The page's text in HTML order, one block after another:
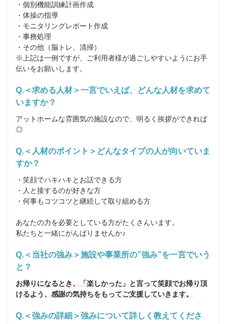
・個別機能訓練計画作成
・体操の指導
・モニタリングレポート作成
・事務処理
・その他（脳トレ、清掃）
※上記は一例ですが、ご利用者様が過ごしやすいようにお手
Q.＜求める人材＞一言でいえば、どんな人材を求めて
いますか？
アットホームな雰囲気の施設なので、明るく挨拶ができれば
◎
Q.＜人材のポイント＞どんなタイプの人が向いていま
すか？
・笑顔でハキハキとお話できる方
・人と接するのが好きな方
・何事もコツコツと継続して取り組める方
あなたの力を必要としている方がたくさんいます。
私たちと一緒にがんばりませんか♪
Q.＜当社の強み＞施設や事業所の”強み”を一言でいう
と？
お帰りになるとき、「楽しかった」と言って笑顔でお帰り頂
けるよう、感謝の気持ちをもってご支援していきます。
Q.＜強みの詳細＞強みについて詳しく教えてくださ